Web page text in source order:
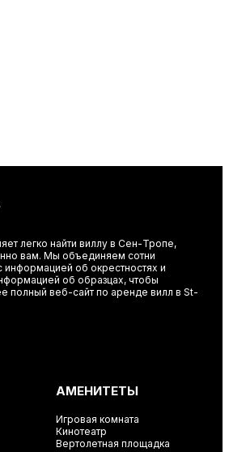
легко найти виллу в Сен-Тропе,
вам. Мы объединяем сотни
информацией об окрестностях и
об образцах, чтобы
полный веб-сайт по аренде вилл в St-
АМЕНИТЕТЫ
Игровая комната
Кинотеатр
Вертолетная площадка